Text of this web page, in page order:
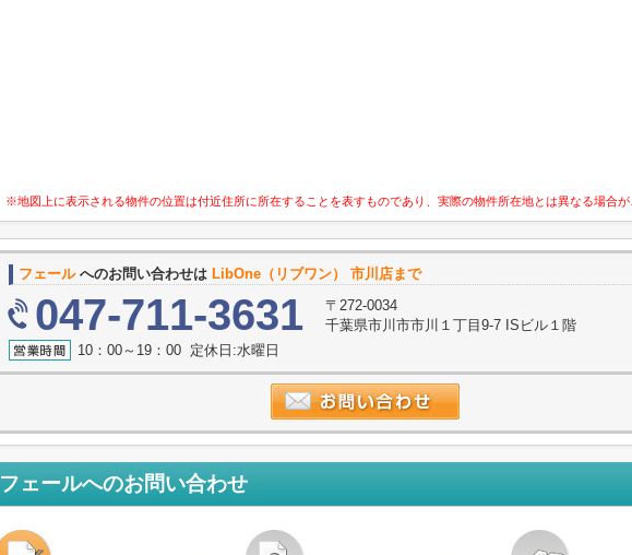
※地図上に表示される物件の位置は付近住所に所在することを表すものであり、実際の物件所在地とは異なる場合が
フェールへのお問い合わせは LibOne（リブワン） 市川店まで
047-711-3631
〒272-0034
千葉県市川市市川１丁目9-7 ISビル１階
10：00～19：00 定休日:水曜日
フェールへのお問い合わせ